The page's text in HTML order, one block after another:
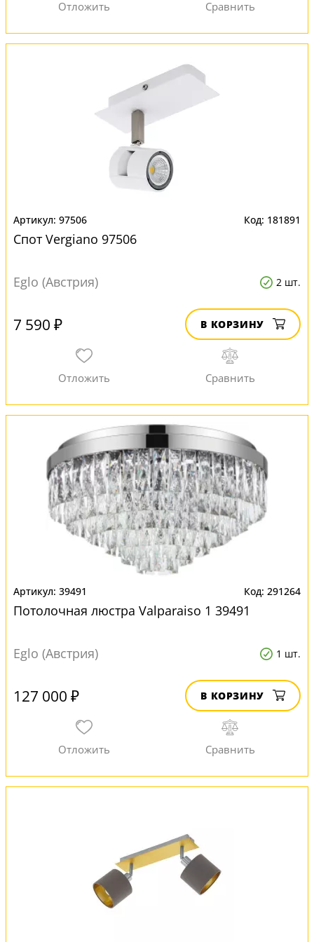
97506 181891
Спот Vergiano 97506
Eglo (Австрия) 2 шт.
7 590 ₽ В КОРЗИНУ
39491 291264
Потолочная люстра Valparaiso 1 39491
Eglo (Австрия) 1 шт.
127 000 ₽ В КОРЗИНУ